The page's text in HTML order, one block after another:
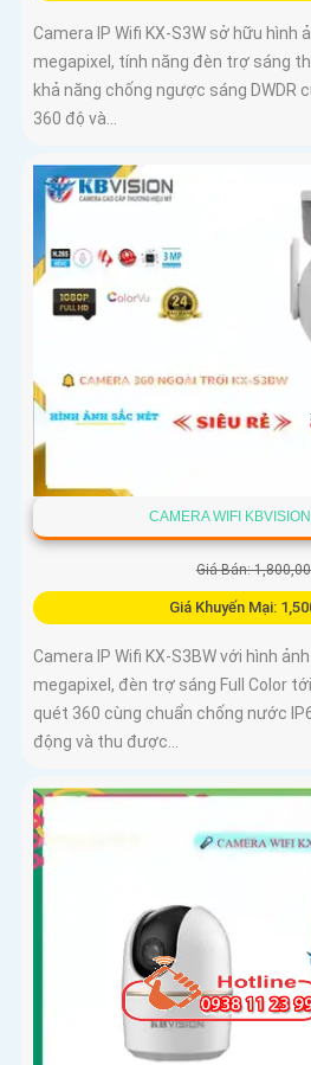
Camera IP Wifi KX-S3W sở hữu hình
megapixel, tính năng đèn trợ sáng
khả năng chống ngược sáng DWDR
360 độ và...
CAMERA WIFI
Giá Bán:
Giá Khuyến Mại:
Camera IP Wifi KX-S3BW với hình
megapixel, đèn trợ sáng Full Color
quét 360 cùng chuẩn chống nước
động và thu được...